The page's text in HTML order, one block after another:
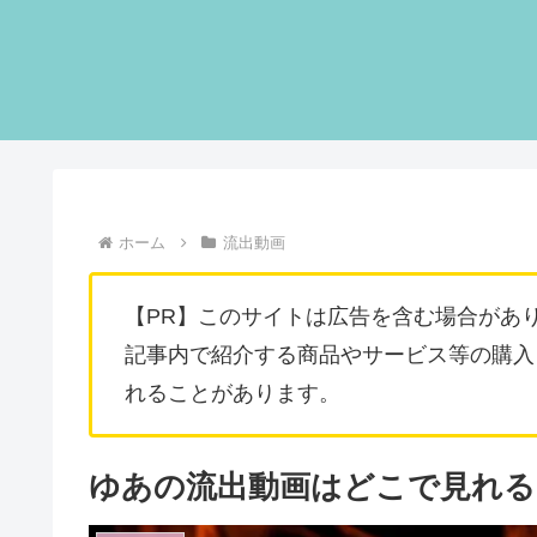
ホーム 流出動画
【PR】このサイトは広告を含む場合があ
記事内で紹介する商品やサービス等の購
れることがあります。
ゆあの流出動画はどこで見れ